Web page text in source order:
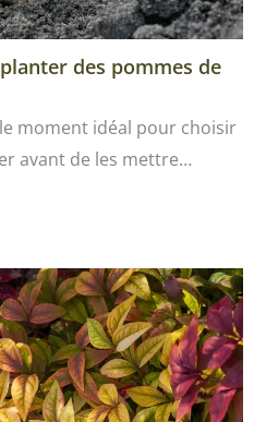
des pommes de
moment idéal pour choisir
avant de les mettre…